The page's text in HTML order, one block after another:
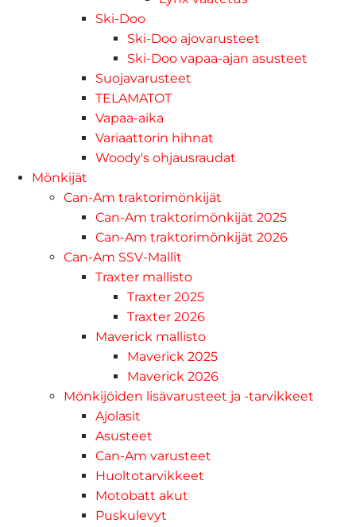
Ski-Doo
Ski-Doo ajovarusteet
Ski-Doo vapaa-ajan asusteet
Suojavarusteet
TELAMATOT
Vapaa-aika
Variaattorin hihnat
Woody's ohjausraudat
Mönkijät
Can-Am traktorimönkijät
Can-Am traktorimönkijät 2025
Can-Am traktorimönkijät 2026
Can-Am SSV-Mallit
Traxter mallisto
Traxter 2025
Traxter 2026
Maverick mallisto
Maverick 2025
Maverick 2026
Mönkijöiden lisävarusteet ja -tarvikkeet
Ajolasit
Asusteet
Can-Am varusteet
Huoltotarvikkeet
Motobatt akut
Puskulevyt